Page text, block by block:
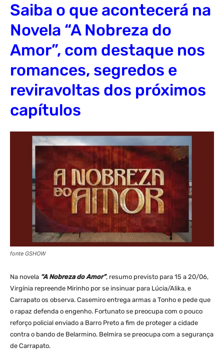
Saiba o que acontecerá na
Novela “A Nobreza do
Amor”, com destaque nos
romances, segredos e
reviravoltas dos próximos
capítulos
fonte GSHOW
Na novela “A Nobreza do Amor”, resumo previsto para 15 a 20/06,
Virgínia repreende Mirinho por se insinuar para Lúcia/Alika, e
Carrapato os observa. Casemiro entrega armas a Tonho e pede que
o rapaz defenda o engenho. Fortunato se preocupa com o pouco
reforço policial enviado a Barro Preto a fim de proteger a cidade
contra o bando de Belarmino. Belmira se preocupa com a segurança
de Carrapato.